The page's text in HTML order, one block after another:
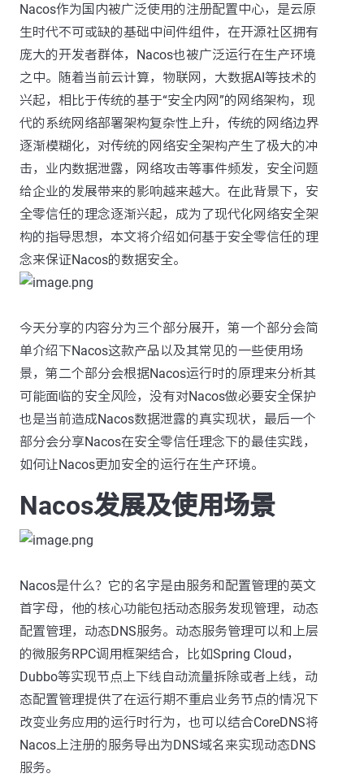
Nacos作为国内被广泛使用的注册配置中心，是云原
生时代不可或缺的基础中间件组件，在开源社区拥有
庞大的开发者群体，Nacos也被广泛运行在生产环境
之中。随着当前云计算，物联网，大数据AI等技术的
兴起，相比于传统的基于“安全内网”的网络架构，现
代的系统网络部署架构复杂性上升，传统的网络边界
逐渐模糊化，对传统的网络安全架构产生了极大的冲
击，业内数据泄露，网络攻击等事件频发，安全问题
给企业的发展带来的影响越来越大。在此背景下，安
全零信任的理念逐渐兴起，成为了现代化网络安全架
构的指导思想，本文将介绍如何基于安全零信任的理
念来保证Nacos的数据安全。
今天分享的内容分为三个部分展开，第一个部分会简
单介绍下Nacos这款产品以及其常见的一些使用场
景，第二个部分会根据Nacos运行时的原理来分析其
可能面临的安全风险，没有对Nacos做必要安全保护
也是当前造成Nacos数据泄露的真实现状，最后一个
部分会分享Nacos在安全零信任理念下的最佳实践，
如何让Nacos更加安全的运行在生产环境。
Nacos发展及使用场景
Nacos是什么？它的名字是由服务和配置管理的英文
首字母，他的核心功能包括动态服务发现管理，动态
配置管理，动态DNS服务。动态服务管理可以和上层
的微服务RPC调用框架结合，比如Spring Cloud，
Dubbo等实现节点上下线自动流量拆除或者上线，动
态配置管理提供了在运行期不重启业务节点的情况下
改变业务应用的运行时行为，也可以结合CoreDNS将
Nacos上注册的服务导出为DNS域名来实现动态DNS
服务。